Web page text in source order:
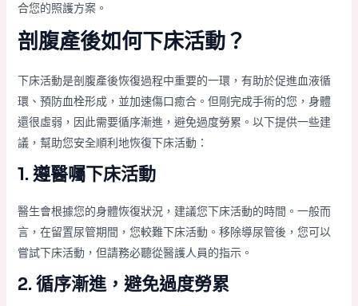
合您的照護方案。
剖腹產後如何下床活動？
下床活動是剖腹產後恢復過程中重要的一環，有助於促進血液循
環、預防血栓形成，並加速傷口癒合。但剛完成手術的您，身體
還很虛弱，因此需要循序漸進，避免過度勞累。以下提供一些建
議，幫助您安全順利地恢復下床活動：
1. 遵醫囑下床活動
醫生會根據您的身體恢復狀況，建議您下床活動的時間。一般而
言，在留置尿管期間，您較難下床活動。移除導尿管後，您可以
嘗試下床活動，但請務必聽從醫護人員的指示。
2. 循序漸進，避免過度勞累